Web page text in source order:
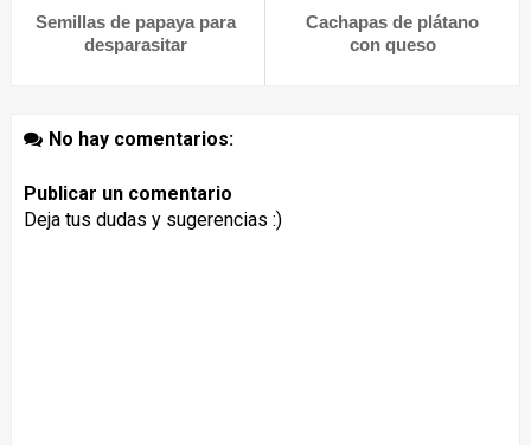
Cachapas de plátano
con queso
Semillas de papaya para
desparasitar
No hay comentarios:
Publicar un comentario
Deja tus dudas y sugerencias :)